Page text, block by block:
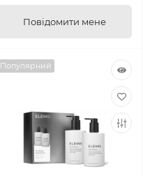
Повідомити мене
Популярний